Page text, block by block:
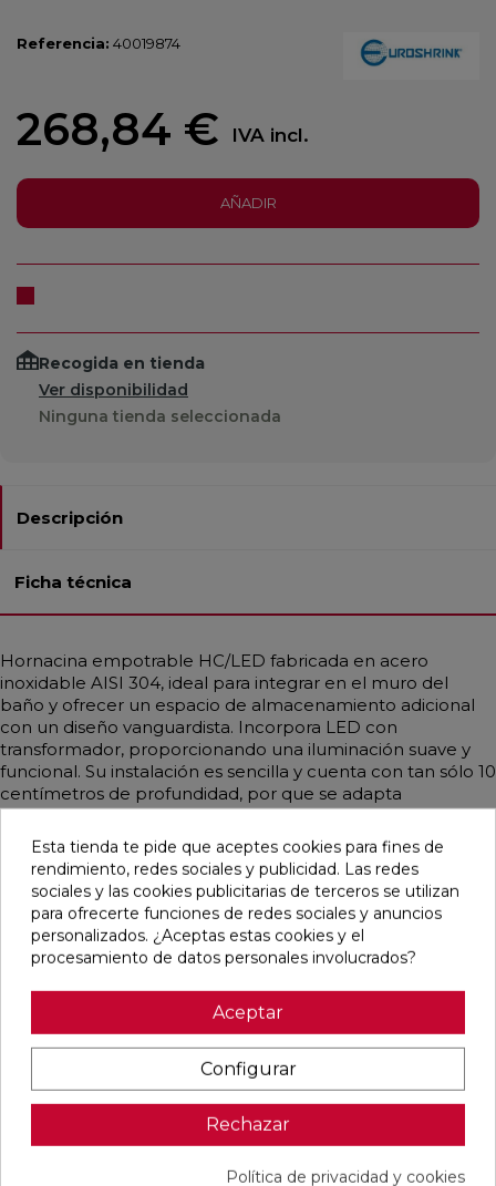
Referencia: 40019874
268,84 € IVA incl.
AÑADIR
Recogida en tienda
Ver disponibilidad
Ninguna tienda seleccionada
Descripción
Ficha técnica
Hornacina empotrable HC/LED fabricada en acero
inoxidable AISI 304, ideal para integrar en el muro del
baño y ofrecer un espacio de almacenamiento adicional
con un diseño vanguardista. Incorpora LED con
transformador, proporcionando una iluminación suave y
funcional. Su instalación es sencilla y cuenta con tan sólo 10
centímetros de profundidad, por que se adapta
perfectamente a cualquier espacio, combinando
elegancia y practicidad. Esta hornacina es perfecta para
optimizar el espacio sin renunciar al estilo, aportando
modernidad y luminosidad al baño.
Productos relacionados
MONOMANDO
favorite
GRIFERÍA
favorite
GRIFERÍA
EMPOTRADA
favorite
MONOMANDO
DRESS
favorite
Esta tienda te pide que aceptes cookies para fines de
rendimiento, redes sociales y publicidad. Las redes
sociales y las cookies publicitarias de terceros se utilizan
para ofrecerte funciones de redes sociales y anuncios
personalizados. ¿Aceptas estas cookies y el
procesamiento de datos personales involucrados?
Aceptar
Configurar
Rechazar
Política de privacidad y cookies